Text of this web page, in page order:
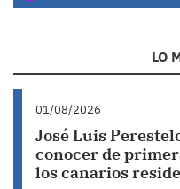
LO
01/08/2026
José Luis
conocer de
los canarios